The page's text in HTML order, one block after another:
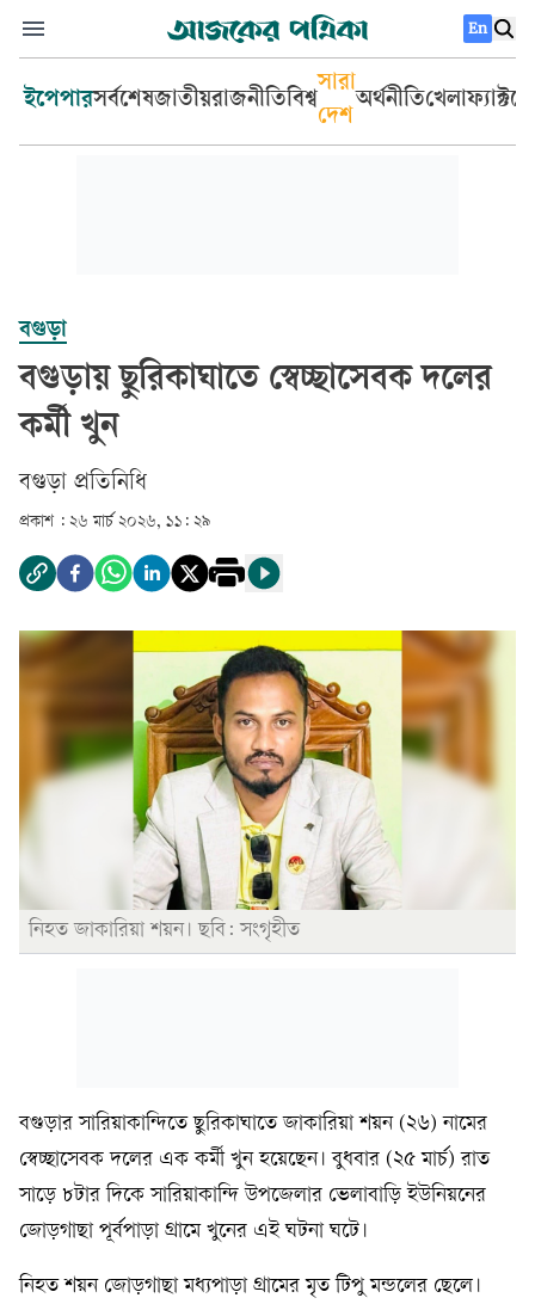
En
ইপেপারসর্বশেষজাতীয়রাজনীতিবিশ্ব
সারা
দেশ
অর্থনীতিখেলা
বগুড়া
বগুড়ায় ছুরিকাঘাতে স্বেচ্ছাসেবক দলের
কর্মী খুন
বগুড়া প্রতিনিধি
প্রকাশ : ২৬ মার্চ ২০২৬, ১১: ২৯
নিহত জাকারিয়া শয়ন। ছবি: সংগৃহীত
বগুড়ার সারিয়াকান্দিতে ছুরিকাঘাতে জাকারিয়া শয়ন (২৬) নামের
স্বেচ্ছাসেবক দলের এক কর্মী খুন হয়েছেন। বুধবার (২৫ মার্চ) রাত
সাড়ে ৮টার দিকে সারিয়াকান্দি উপজেলার ভেলাবাড়ি ইউনিয়নের
জোড়গাছা পূর্বপাড়া গ্রামে খুনের এই ঘটনা ঘটে।
নিহত শয়ন জোড়গাছা মধ্যপাড়া গ্রামের মৃত টিপু মন্ডলের ছেলে।